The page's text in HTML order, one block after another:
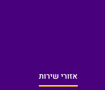
אזורי שירות